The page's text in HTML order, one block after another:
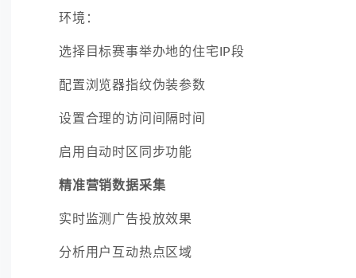
环境：
选择目标赛事举办地的住宅IP段
配置浏览器指纹伪装参数
设置合理的访问间隔时间
启用自动时区同步功能
精准营销数据采集
实时监测广告投放效果
分析用户互动热点区域